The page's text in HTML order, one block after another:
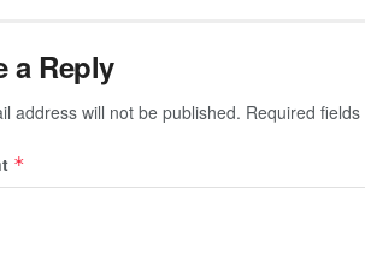
a Reply
address will not be published. Required
*